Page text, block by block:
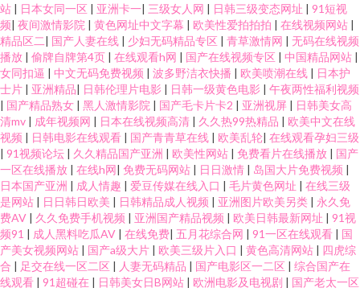
站 | 日本女同一区 | 亚洲卡一| 三级女人网 | 日韩三级变态网址 | 91短视
频| 夜间激情影院 | 黄色网址中文字幕 | 欧美性爱拍拍拍 | 在线视频网站 |
精品区二| 国产人妻在线 | 少妇无码精品专区 | 青草激情网 | 无码在线视频
播放 | 偷牌自牌第4页 | 在线观看h网 | 国产在线视频专区 | 中国精品网站 |
女同扣逼 | 中文无码免费视频 | 波多野洁衣快播 | 欧美喷潮在线 | 日本护
士片 | 亚洲精品| 日韩伦理片电影 | 日韩一级黄色电影 | 午夜两性福利视频
| 国产精品熟女 | 黑人激情影院 | 国产毛卡片卡2 | 亚洲视屏 | 日韩美女高
清mv | 成年视频网 | 日本在线视频高清 | 久久热99热精品 | 欧美中文在线
视频 | 日韩电影在线观看 | 国产青青草在线 | 欧美乱轮| 在线观看孕妇三级
| 91视频论坛 | 久久精品国产亚洲 | 欧美性网站 | 免费看片在线播放 | 国产
一区在线播放 | 在线h网| 免费无码网站 | 日日激情 | 岛国大片免费视频 |
日本国产亚洲 | 成人情趣 | 爱豆传媒在线入口 | 毛片黄色网址 | 在线三级
是网站 | 日日韩日欧美 | 日韩精品成人视频 | 亚洲图片欧美另类 | 永久免
费AV | 久久免费手机视频 | 亚洲国产精品视频 | 欧美日韩最新网址 | 91视
频91 | 成人黑料吃瓜AV | 在线免费| 五月花综合网 | 91一区在线观看 | 国
产美女视频网站 | 国产a级大片 | 欧美三级片入口 | 黄色高清网站 | 四虎综
合 | 足交在线一区二区 | 人妻无码精品 | 国产电影区一二区 | 综合国产在
线观看 | 91超碰在 | 日韩美女日B网站 | 欧洲电影及电视剧 | 国产老太一区